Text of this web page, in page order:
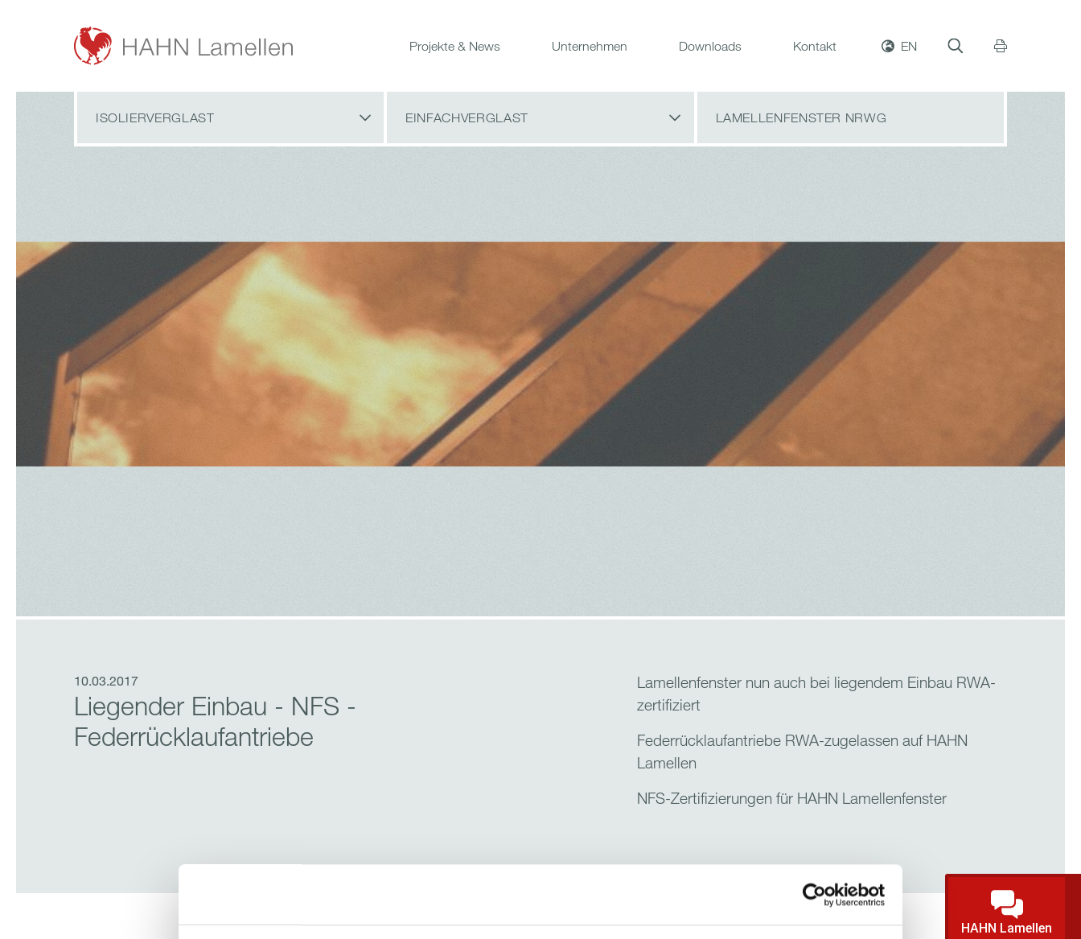
Projekte & News Unternehmen Downloads Kontakt EN
ISOLIERVERGLAST EINFACHVERGLAST LAMELLENFENSTER NRWG
HAHN Lamellen
10.03.2017
Liegender Einbau - NFS -
Federrücklaufantriebe
Lamellenfenster nun auch bei liegendem Einbau RWA-
zertifiziert
Federrücklaufantriebe RWA-zugelassen auf HAHN
Lamellen
NFS-Zertifizierungen für HAHN Lamellenfenster